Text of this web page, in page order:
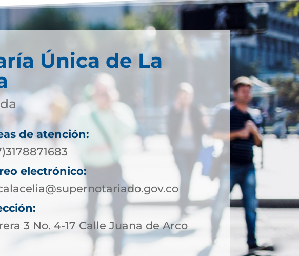
Única de La
de atención:
electrónico:
3 No. 4-17 Calle Juana de Arco